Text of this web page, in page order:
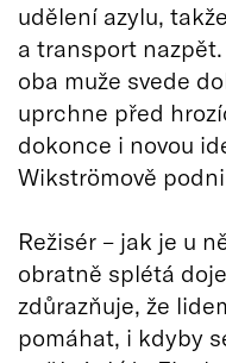
udělení azylu,
a transport
oba muže svede
uprchne před
dokonce i novou
Wikströmově
Režisér – jak je u
obratně splétá
zdůrazňuje, že
pomáhat, i kdyby